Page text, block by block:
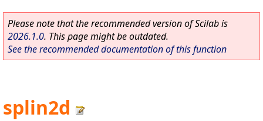
Please note that the recommended version of Scilab is
2026.1.0. This page might be outdated.
See the recommended documentation of this function
splin2d